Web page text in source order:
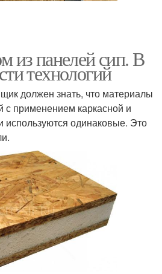
из панелей сип. В
технологий
должен знать, что материалы
с применением каркасной и
используются одинаковые. Это